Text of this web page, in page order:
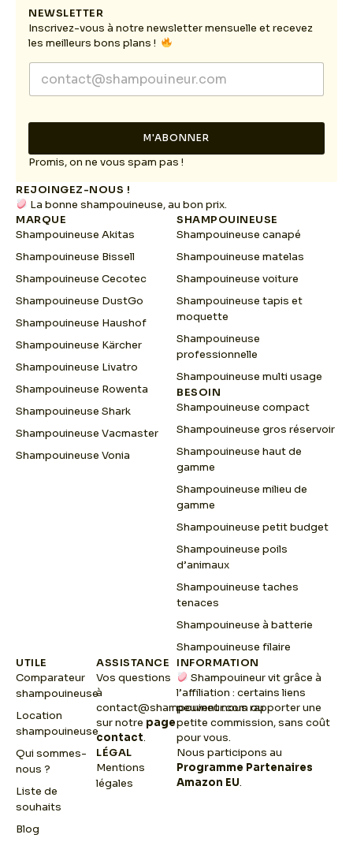
NEWSLETTER
Inscrivez-vous à notre newsletter mensuelle et recevez
les meilleurs bons plans !
a
l
E
m
a
i
E
a
l
M'ABONNER
Promis, on ne vous spam pas !
REJOINGEZ-NOUS !
La bonne shampouineuse, au bon prix.
MARQUE
Shampouineuse Akitas
Shampouineuse Bissell
Shampouineuse Cecotec
Shampouineuse DustGo
Shampouineuse Haushof
Shampouineuse Kärcher
Shampouineuse Livatro
Shampouineuse Rowenta
Shampouineuse Shark
Shampouineuse Vacmaster
Shampouineuse Vonia
SHAMPOUINEUSE
Shampouineuse canapé
Shampouineuse matelas
Shampouineuse voiture
Shampouineuse tapis et
moquette
Shampouineuse
professionnelle
Shampouineuse multi usage
BESOIN
Shampouineuse compact
Shampouineuse gros réservoir
Shampouineuse haut de
gamme
Shampouineuse milieu de
gamme
Shampouineuse petit budget
Shampouineuse poils
d’animaux
Shampouineuse taches
tenaces
Shampouineuse à batterie
Shampouineuse filaire
UTILE
Comparateur
shampouineuse
Location
shampouineuse
Qui sommes-
nous ?
Liste de
souhaits
Blog
ASSISTANCE
Vos questions
à
contact@shampouineur.comou
sur notre page
contact.
LÉGAL
Mentions
légales
INFORMATION
Shampouineur vit grâce à
l’affiliation : certains liens
peuvent nous rapporter une
petite commission, sans coût
pour vous.
Nous participons au
Programme Partenaires
Amazon EU.